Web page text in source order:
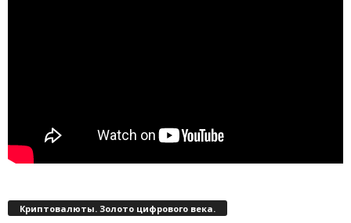
Криптовалюты. Золото цифрового века.